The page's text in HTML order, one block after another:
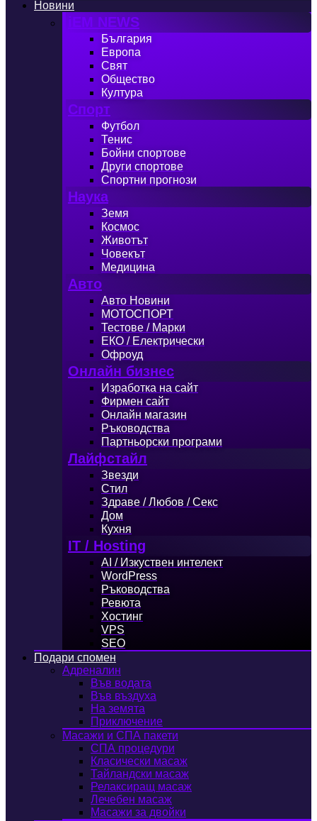
Новини
iEM NEWS
България
Европа
Свят
Общество
Култура
Спорт
Футбол
Тенис
Бойни спортове
Други спортове
Спортни прогнози
Наука
Земя
Космос
Животът
Човекът
Медицина
Авто
Авто Новини
МОТОСПОРТ
Тестове / Марки
ЕКО / Електрически
Офроуд
Онлайн бизнес
Изработка на сайт
Фирмен сайт
Онлайн магазин
Ръководства
Партньорски програми
Лайфстайл
Звезди
Стил
Здраве / Любов / Секс
Дом
Кухня
IT / Hosting
AI / Изкуствен интелект
WordPress
Ръководства
Ревюта
Хостинг
VPS
SEO
Подари спомен
Адреналин
Във водата
Във въздуха
На земята
Приключение
Масажи и СПА пакети
СПА процедури
Класически масаж
Тайландски масаж
Релаксиращ масаж
Лечебен масаж
Масажи за двойки